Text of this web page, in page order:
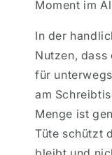
Moment im
In der
Nutzen,
für
am
Menge ist
Tüte schützt